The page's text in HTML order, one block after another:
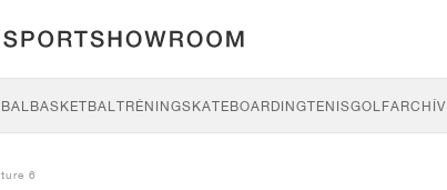
BASKETBALTRÉNINGSKATEBOARDINGTENISGOLFARCHÍV
6